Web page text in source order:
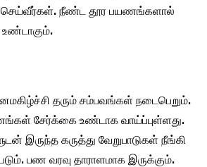
செய்வீர்கள். நீண்ட தூர பயணங்களால்
தரும் சம்பவங்கள் நடைபெறும்.
சேர்க்கை உண்டாக வாய்ப்புள்ளது.
இருந்த கருத்து வேறுபாடுகள் நீங்கி
பண வரவு தாராளமாக இருக்கும்.